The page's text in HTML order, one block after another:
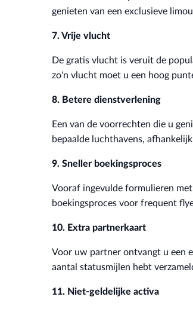
genieten van een exclusieve
7. Vrije vlucht
De gratis vlucht is veruit de
zo'n vlucht moet u een hoog
8. Betere dienstverlening
Een van de voorrechten die u
bepaalde luchthavens,
9. Sneller boekingsproces
Vooraf ingevulde formulieren
boekingsproces voor frequent
10. Extra partnerkaart
Voor uw partner ontvangt u een
aantal statusmijlen hebt
11. Niet-geldelijke activa